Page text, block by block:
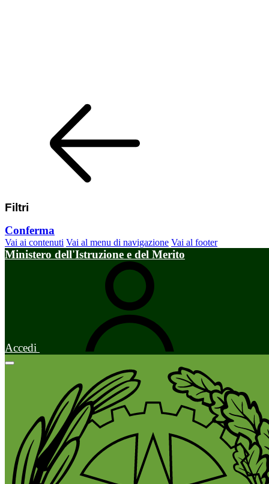
Filtri
Conferma
Vai ai contenuti Vai al menu di navigazione Vai al footer
Ministero dell'Istruzione e del Merito
Accedi